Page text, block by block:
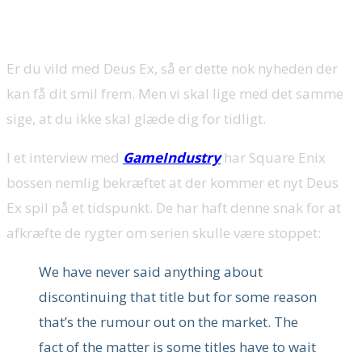
Er du vild med Deus Ex, så er dette nok nyheden der
kan få dit smil frem. Men vi skal lige med det samme
sige, at du ikke skal glæde dig for tidligt.
I et interview med GameIndustryhar Square Enix
bossen nemlig bekræftet at der kommer et nyt Deus
Ex spil på et tidspunkt. De har haft denne snak for at
afkræfte de rygter om serien skulle være stoppet:
We have never said anything about
discontinuing that title but for some reason
that’s the rumour out on the market. The
fact of the matter is some titles have to wait